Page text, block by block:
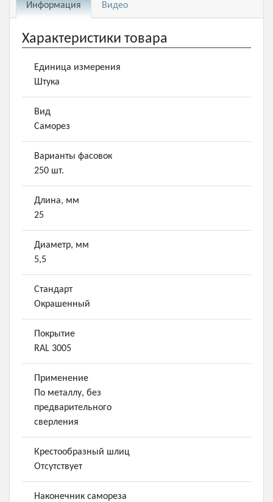
Информация Видео
Характеристики товара
Единица измерения
Штука
Вид
Саморез
Варианты фасовок
250 шт.
Длина, мм
25
Диаметр, мм
5,5
Стандарт
Окрашенный
Покрытие
RAL 3005
Применение
По металлу, без
предварительного
сверления
Крестообразный шлиц
Отсутствует
Наконечник самореза